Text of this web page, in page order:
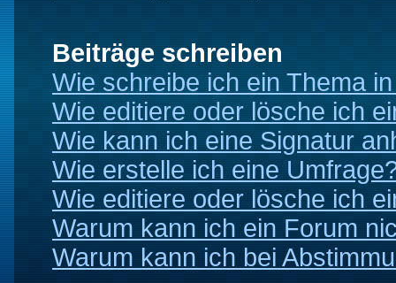
Beiträge schreiben
Wie schreibe ich ein Thema
Wie editiere oder lösche ich
Wie kann ich eine Signatur
Wie erstelle ich eine
Wie editiere oder lösche ich
Warum kann ich ein Forum
Warum kann ich bei